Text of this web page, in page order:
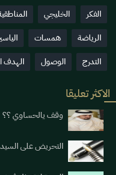
الفكر الخليجي
الرياضة
همسات
التدرج
الوصول الهدف
الاكثر تعليقا
وقف يالحساوي ؟؟
التحريض على